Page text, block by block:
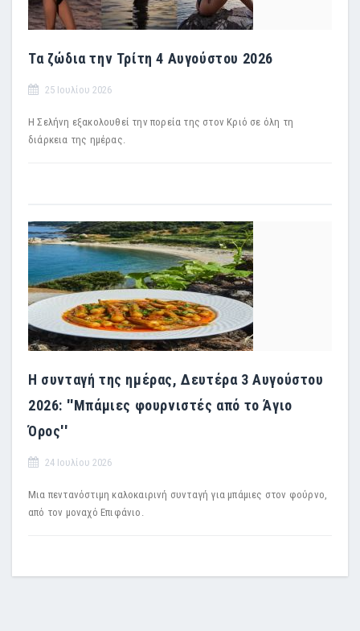
Τα ζώδια την Τρίτη 4 Αυγούστου 2026
25 Ιουλίου 2026
Η Σελήνη εξακολουθεί την πορεία της στον Κριό σε όλη τη
διάρκεια της ημέρας.
Η συνταγή της ημέρας, Δευτέρα 3 Αυγούστου
2026: ''Μπάμιες φουρνιστές από το Άγιο
Όρος''
24 Ιουλίου 2026
Μια πεντανόστιμη καλοκαιρινή συνταγή για μπάμιες στον φούρνο,
από τον μοναχό Επιφάνιο.